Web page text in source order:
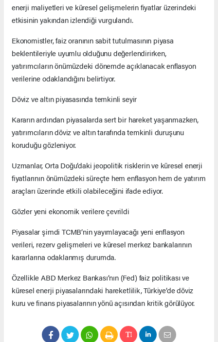
enerji maliyetleri ve küresel gelişmelerin fiyatlar üzerindeki
etkisinin yakından izlendiği vurgulandı.
Ekonomistler, faiz oranının sabit tutulmasının piyasa
beklentileriyle uyumlu olduğunu değerlendirirken,
yatırımcıların önümüzdeki dönemde açıklanacak enflasyon
verilerine odaklandığını belirtiyor.
Döviz ve altın piyasasında temkinli seyir
Kararın ardından piyasalarda sert bir hareket yaşanmazken,
yatırımcıların döviz ve altın tarafında temkinli duruşunu
koruduğu gözleniyor.
Uzmanlar, Orta Doğu’daki jeopolitik risklerin ve küresel enerji
fiyatlarının önümüzdeki süreçte hem enflasyon hem de yatırım
araçları üzerinde etkili olabileceğini ifade ediyor.
Gözler yeni ekonomik verilere çevrildi
Piyasalar şimdi TCMB’nin yayımlayacağı yeni enflasyon
verileri, rezerv gelişmeleri ve küresel merkez bankalarının
kararlarına odaklanmış durumda.
Özellikle ABD Merkez Bankası’nın (Fed) faiz politikası ve
küresel enerji piyasalarındaki hareketlilik, Türkiye’de döviz
kuru ve finans piyasalarının yönü açısından kritik görülüyor.